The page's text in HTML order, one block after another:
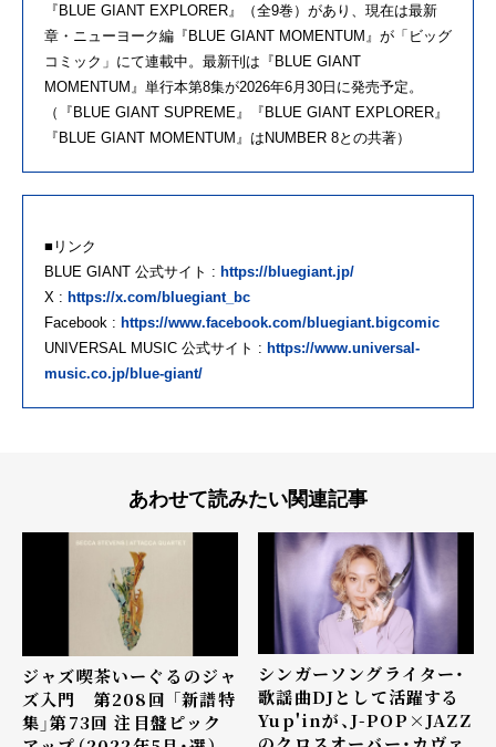
『BLUE GIANT EXPLORER』（全9巻）があり、現在は最新
章・ニューヨーク編『BLUE GIANT MOMENTUM』が「ビッグ
コミック」にて連載中。最新刊は『BLUE GIANT
MOMENTUM』単行本第8集が2026年6月30日に発売予定。
（『BLUE GIANT SUPREME』『BLUE GIANT EXPLORER』
『BLUE GIANT MOMENTUM』はNUMBER 8との共著）
■リンク
BLUE GIANT 公式サイト : https://bluegiant.jp/
X : https://x.com/bluegiant_bc
Facebook : https://www.facebook.com/bluegiant.bigcomic
UNIVERSAL MUSIC 公式サイト : https://www.universal-
music.co.jp/blue-giant/
あわせて読みたい関連記事
ジャズ喫茶いーぐるのジャ
ズ入門 第208回 「新譜特
集」第73回 注目盤ピック
シンガーソングライター・
歌謡曲DJとして活躍する
Yup'inが、J-POP×JAZZ